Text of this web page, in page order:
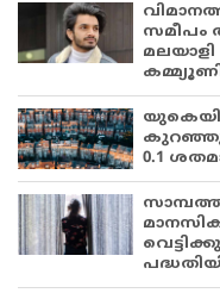
സമീപം
കുറഞ്ഞു;
0.1